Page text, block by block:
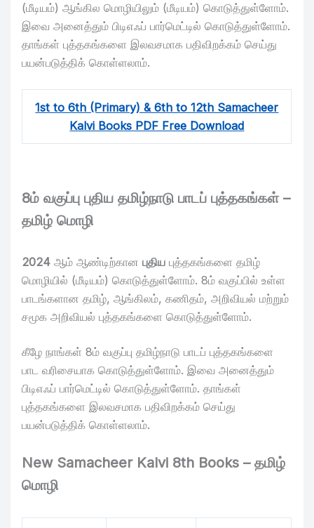
(மீடியம்) ஆங்கில மொழியிலும் (மீடியம்) கொடுத்துள்ளோம்.
இவை அனைத்தும் பிடிஎஃப் பார்மெட்டில் கொடுத்துள்ளோம்.
தாங்கள் புத்தகங்களை இலவசமாக பதிவிறக்கம் செய்து
பயன்படுத்திக் கொள்ளலாம்.
1st to 6th (Primary) & 6th to 12th Samacheer
Kalvi Books PDF Free Download
8ம் வகுப்பு புதிய தமிழ்நாடு பாடப் புத்தகங்கள் –
தமிழ் மொழி
2024 ஆம் ஆண்டிற்கானபுதிய புத்தகங்களை தமிழ்
மொழியில் (மீடியம்) கொடுத்துள்ளோம். 8ம் வகுப்பில் உள்ள
பாடங்களான தமிழ், ஆங்கிலம், கணிதம், அறிவியல் மற்றும்
சமூக அறிவியல் புத்தகங்களை கொடுத்துள்ளோம்.
கீழே நாங்கள் 8ம் வகுப்பு தமிழ்நாடு பாடப் புத்தகங்களை
பாட வரிசையாக கொடுத்துள்ளோம். இவை அனைத்தும்
பிடிஎஃப் பார்மெட்டில் கொடுத்துள்ளோம். தாங்கள்
புத்தகங்களை இலவசமாக பதிவிறக்கம் செய்து
பயன்படுத்திக் கொள்ளலாம்.
New Samacheer Kalvi 8th Books – தமிழ்
மொழி